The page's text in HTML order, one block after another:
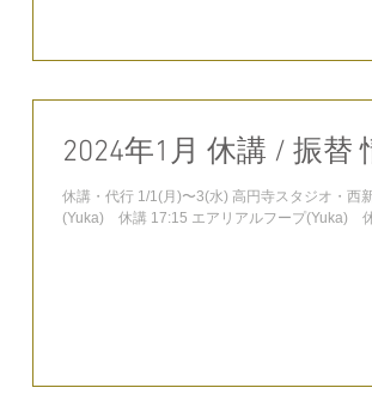
2024年1月 休講 / 振替
休講・代行 1/1(月)〜3(水) 高円寺スタジオ・西
(Yuka) 休講 17:15 エアリアルフープ(Yuka)